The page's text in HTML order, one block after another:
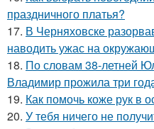
праздничного платья?
17. В Черняховске
наводить ужас на
18. По словам 38-летней
Владимир прожила три
19. Как помочь коже рук в
20. У тебя ничего не